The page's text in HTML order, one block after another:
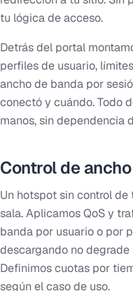
tu lógica de acceso.
Detrás del portal
perfiles de usuario,
ancho de banda por
conectó y cuándo. Todo
manos, sin dependencia
Control de
Un hotspot sin control
sala. Aplicamos QoS y
banda por usuario o por
descargando no
Definimos cuotas por
según el caso de uso.